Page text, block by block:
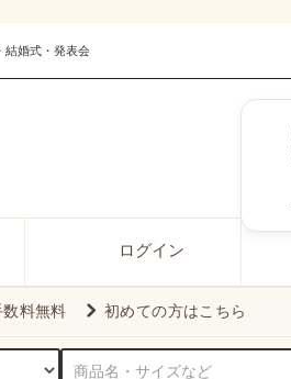
結婚式・発表会
ログイン
料無料 初めての方はこちら